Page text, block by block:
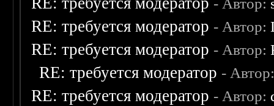
- Автор:
RE: требуется модератор - Автор:
RE: требуется модератор - Автор:
RE: требуется модератор -
RE: требуется модератор - Автор: